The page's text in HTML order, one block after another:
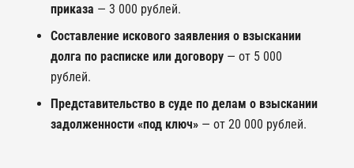
приказа — 3 000 рублей.
Составление искового заявления о взыскании
долга по расписке или договору— от 5 000
рублей.
Представительство в суде по делам о взыскании
задолженности «под ключ»— от 20 000 рублей.